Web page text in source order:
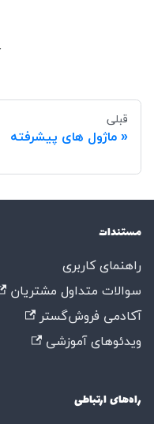
قبلی
ماژول های پیشرفته
مستندات
راهنمای کاربری
سوالات متداول مشتریان
آکادمی فروش‌گستر
ویدئوهای آموزشی
راه‌های ارتباطی